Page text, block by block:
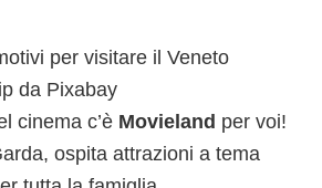
da Pixabay
cinema c’è Movieland per voi!
ospita attrazioni a tema